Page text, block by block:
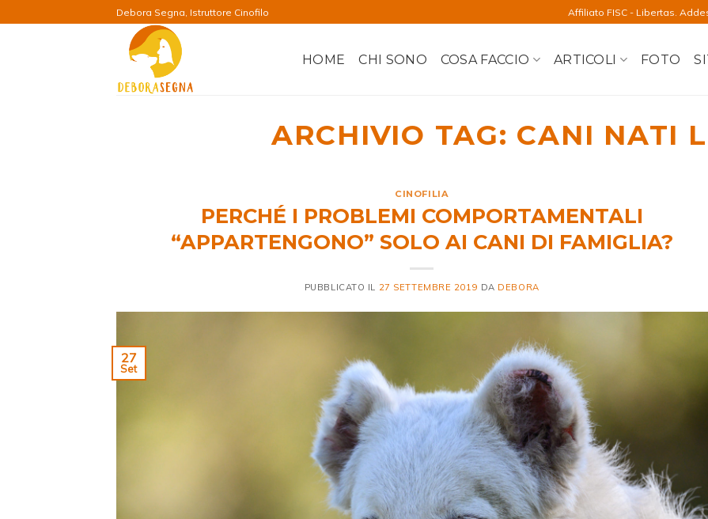
ai
Debora Segna, Istruttore Cinofilo Affiliato FISC - Libertas.
HOME CHI SONO COSA FACCIO ARTICOLI FOTO
ARCHIVIO TAG: CANI NATI
CINOFILIA
PERCHÉ I PROBLEMI COMPORTAMENTALI
“APPARTENGONO” SOLO AI CANI DI FAMIGLIA?
PUBBLICATO IL 27 SETTEMBRE 2019 DA DEBORA
27
Set